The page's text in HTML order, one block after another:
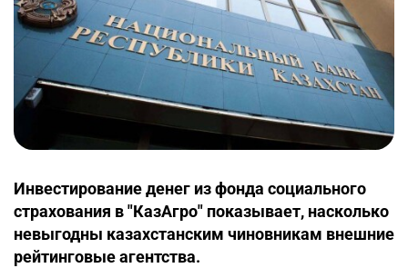
Инвестирование денег из фонда социального
страхования в "КазАгро" показывает, насколько
невыгодны казахстанским чиновникам внешние
рейтинговые агентства.